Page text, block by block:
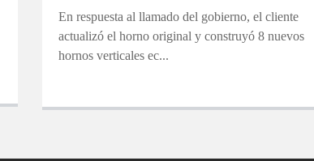
En respuesta al llamado del gobierno, el cliente
actualizó el horno original y construyó 8 nuevos
hornos verticales ec...